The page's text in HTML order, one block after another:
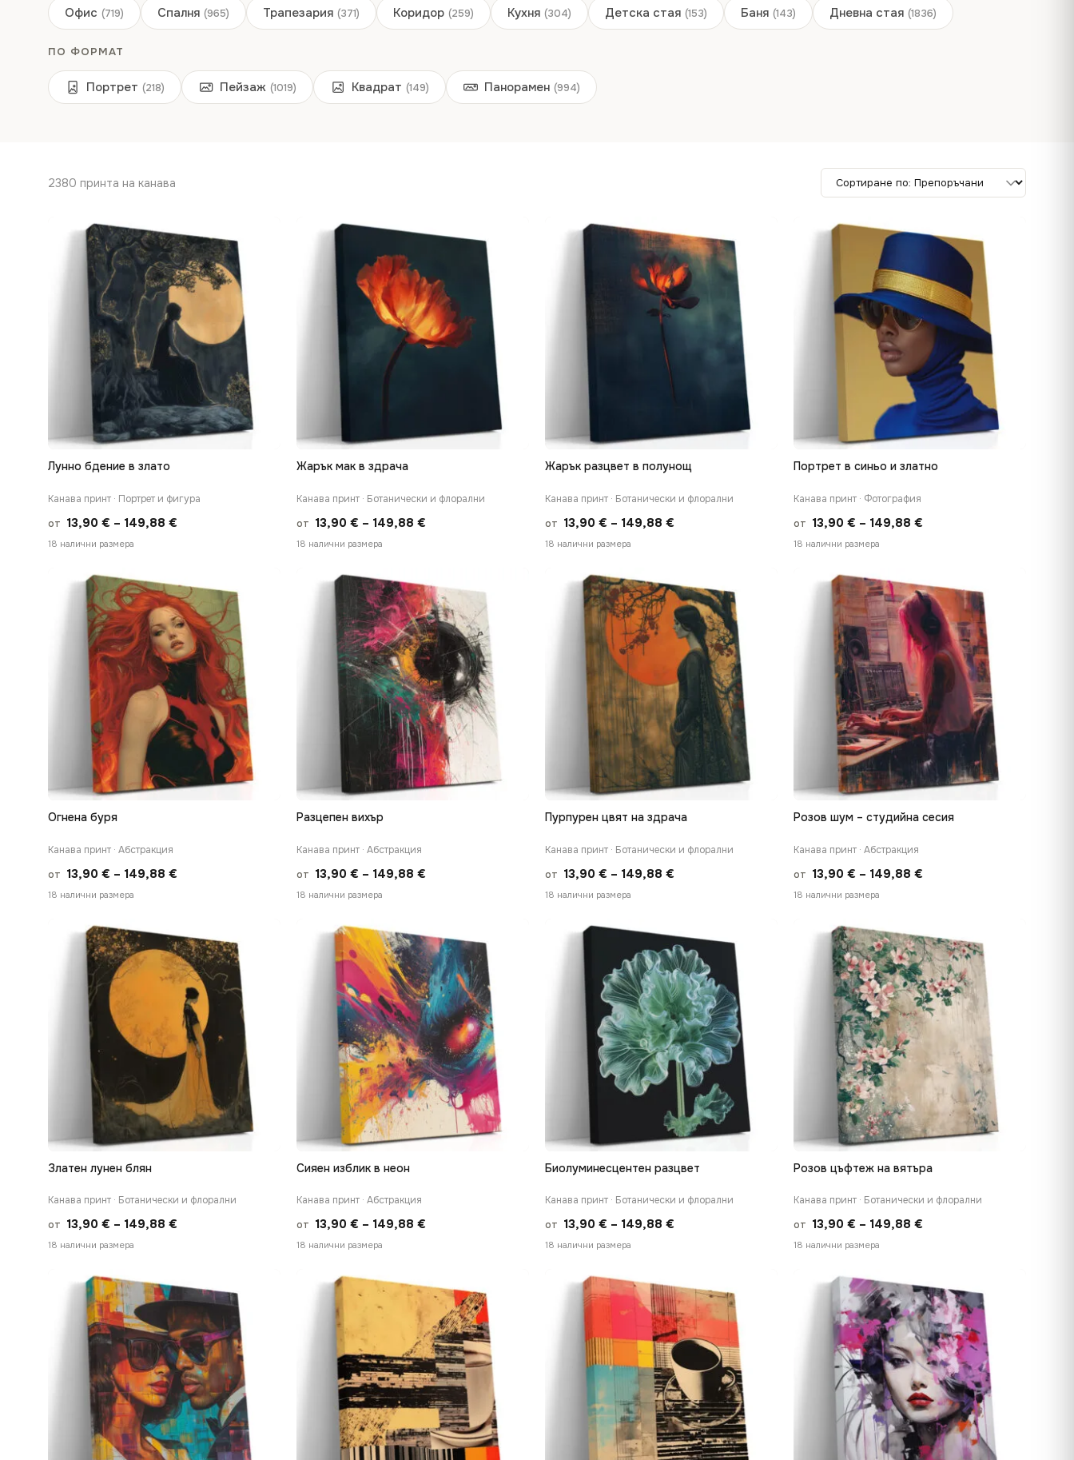
Офис (719) Спалня (965) Трапезария (371) Коридор (259) Кухня (304) Детска стая (153) Баня (143) Дневна стая (1836)
ПО ФОРМАТ
Портрет (218) Пейзаж (1019) Квадрат (149) Панорамен (994)
2380 принта на канава
БЪРЗ ПРЕГЛЕД
Лунно бдение в злато
Канава принт · Портрет и фигура
от 13,90 € – 149,88 €
through
149,88 €
18 налични размера
БЪРЗ ПРЕГЛЕД
Жарък мак в здрача
Канава принт · Ботанически и флорални
от 13,90 € – 149,88 €
through
149,88 €
18 налични размера
БЪРЗ ПРЕГЛЕД
Жарък разцвет в полунощ
Канава принт · Ботанически и флорални
от 13,90 € – 149,88 €
through
149,88 €
18 налични размера
БЪРЗ ПРЕГЛЕД
Портрет в синьо и златно
Канава принт · Фотография
от 13,90 € – 149,88 €
through
149,88 €
18 налични размера
Огнена буря
Канава принт · Абстракция
от 13,90 € – 149,88 €
through
149,88 €
18 налични размера
БЪРЗ ПРЕГЛЕД
Разцепен вихър
Канава принт · Абстракция
от 13,90 € – 149,88 €
through
149,88 €
18 налични размера
БЪРЗ ПРЕГЛЕД
Пурпурен цвят на здрача
Канава принт · Ботанически и флорални
от 13,90 € – 149,88 €
through
149,88 €
18 налични размера
БЪРЗ ПРЕГЛЕД
Розов шум – студийна сесия
Канава принт · Абстракция
от 13,90 € – 149,88 €
through
149,88 €
18 налични размера
БЪРЗ ПРЕГЛЕД
Златен лунен блян
Канава принт · Ботанически и флорални
от 13,90 € – 149,88 €
through
149,88 €
18 налични размера
БЪРЗ ПРЕГЛЕД
Сияен изблик в неон
Канава принт · Абстракция
от 13,90 € – 149,88 €
through
149,88 €
18 налични размера
БЪРЗ ПРЕГЛЕД
Биолуминесцентен разцвет
Канава принт · Ботанически и флорални
от 13,90 € – 149,88 €
through
149,88 €
18 налични размера
БЪРЗ ПРЕГЛЕД
Розов цъфтеж на вятъра
Канава принт · Ботанически и флорални
от 13,90 € – 149,88 €
through
149,88 €
18 налични размера